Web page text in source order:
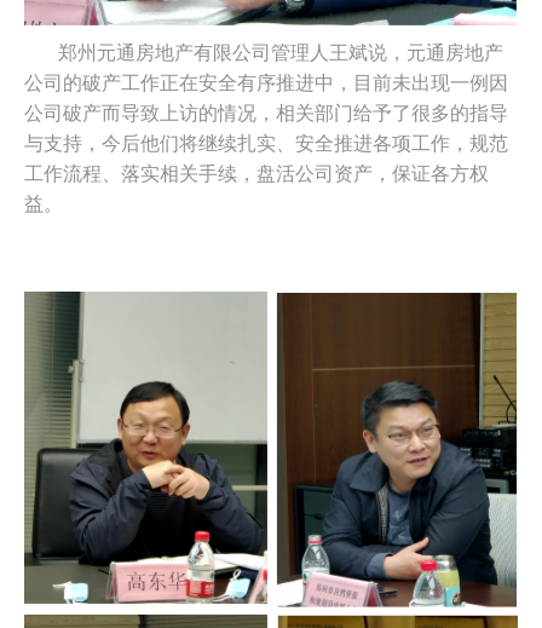
郑州元通房地产有限公司管理人王斌说，元通房地产
公司的破产工作正在安全有序推进中，目前未出现一例因
公司破产而导致上访的情况，相关部门给予了很多的指导
与支持，今后他们将继续扎实、安全推进各项工作，规范
工作流程、落实相关手续，盘活公司资产，保证各方权
益。